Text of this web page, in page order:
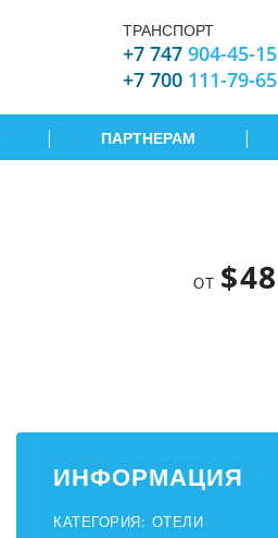
ТРАНСПОРТ
+7 747904-45-15
+7 700111-79-65
| ПАРТНЕРАМ |
ОТ $48
ИНФОРМАЦИЯ
КАТЕГОРИЯ: ОТЕЛИ